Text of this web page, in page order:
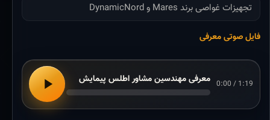
تجهیزات غواصی برند Mares و DynamicNord
فایل صوتی معرفی
0:00 / 1:19 معرفی مهندسین مشاور اطلس پیمایش